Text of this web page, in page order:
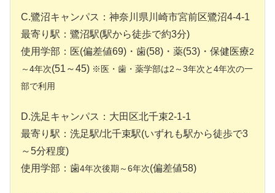
C.鷺沼キャンパス：神奈川県川崎市宮前区鷺沼4-4-1
最寄り駅：鷺沼駅(駅から徒歩で約3分)
使用学部：医(偏差値69)・歯(58)・薬(53)・保健医療2
～4年次(51～45) ※医・歯・薬学部は2～3年次と4年次の一
部で利用
D.洗足キャンパス：大田区北千束2-1-1
最寄り駅：洗足駅/北千束駅(いずれも駅から徒歩で3
～5分程度)
使用学部：歯4年次後期～6年次(偏差値58)